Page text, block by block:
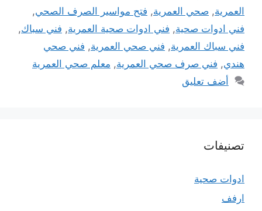
العمرية, صحي العمرية, فتح مواسير الصرف الصحي,
فني ادوات صحية, فني ادوات صحية العمرية, فني سباك,
فني سباك العمرية, فني صحي العمرية, فني صحي
هندي, فني صرف صحي العمرية, معلم صحي العمرية
أضف تعليق
تصنيفات
ادوات صحية
ارفف